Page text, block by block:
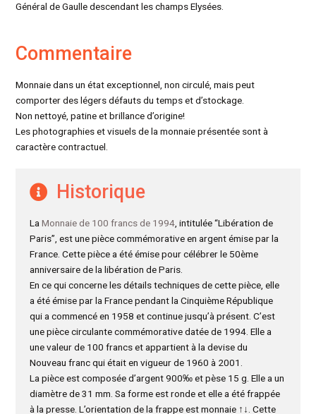
Général de Gaulle descendant les champs Elysées.
Commentaire
Monnaie dans un état exceptionnel, non circulé, mais peut
comporter des légers défauts du temps et d’stockage.
Non nettoyé, patine et brillance d’origine!
Les photographies et visuels de la monnaie présentée sont à
caractère contractuel.
Historique
LaMonnaie de 100 francs de 1994 , intitulée “Libération de
Paris”, est une pièce commémorative en argent émise par la
France. Cette pièce a été émise pour célébrer le 50ème
anniversaire de la libération de Paris.
En ce qui concerne les détails techniques de cette pièce, elle
a été émise par la France pendant la Cinquième République
qui a commencé en 1958 et continue jusqu’à présent. C’est
une pièce circulante commémorative datée de 1994. Elle a
une valeur de 100 francs et appartient à la devise du
Nouveau franc qui était en vigueur de 1960 à 2001.
La pièce est composée d’argent 900‰ et pèse 15 g. Elle a un
diamètre de 31 mm. Sa forme est ronde et elle a été frappée
à la presse. L’orientation de la frappe est monnaie ↑↓. Cette